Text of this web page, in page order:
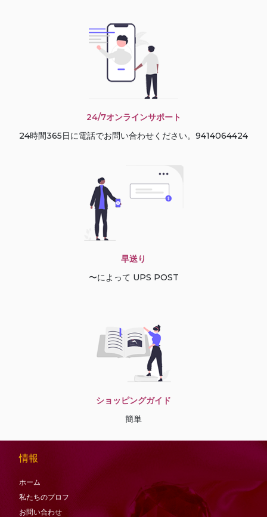
24/7オンラインサポート
24時間365日に電話でお問い合わせください。9414064424
早送り
〜によって UPS POST
ショッピングガイド
簡単
情報
ホーム
私たちのプロフ
お問い合わせ